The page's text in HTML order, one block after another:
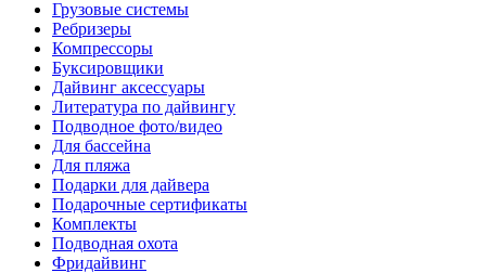
Грузовые системы
Ребризеры
Компрессоры
Буксировщики
Дайвинг аксессуары
Литература по дайвингу
Подводное фото/видео
Для бассейна
Для пляжа
Подарки для дайвера
Подарочные сертификаты
Комплекты
Подводная охота
Фридайвинг